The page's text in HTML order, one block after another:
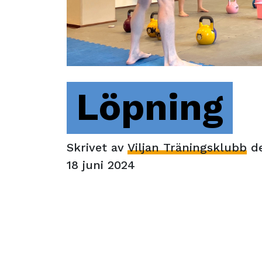
Löpning
Skrivet av Viljan Träningsklubb
18 juni 2024